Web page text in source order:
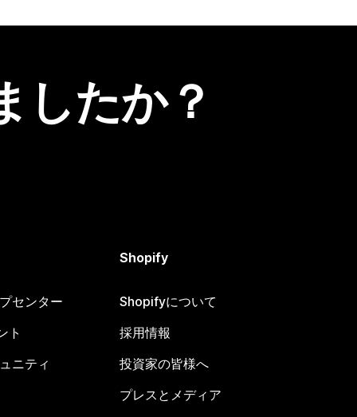
したか？
センター
ト
ニティ
Shopify
Shopifyについて
採用情報
投資家の皆様へ
プレスとメディア